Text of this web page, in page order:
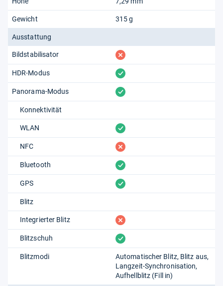
Gewicht 315 g
Ausstattung
Bildstabilisator fehlt
HDR-Modus vorhanden
Panorama-Modus vorhanden
Konnektivität
WLAN vorhanden
NFC fehlt
Bluetooth vorhanden
GPS vorhanden
Blitz
Integrierter Blitz fehlt
Blitzschuh vorhanden
Blitzmodi Automatischer Blitz Blitz aus
Langzeit-Synchronisation
Aufhellblitz (Fill in)